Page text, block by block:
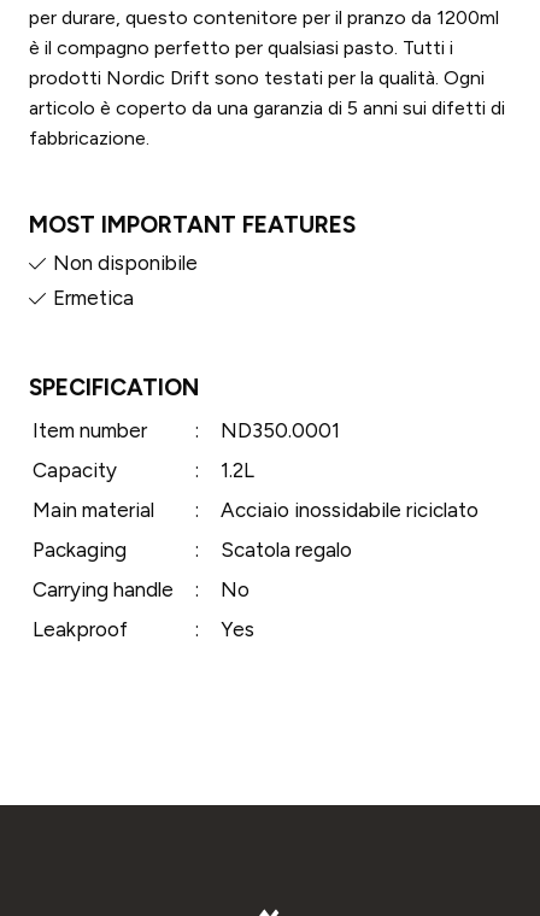
per durare, questo contenitore per il pranzo da 1200ml
è il compagno perfetto per qualsiasi pasto. Tutti i
prodotti Nordic Drift sono testati per la qualità. Ogni
articolo è coperto da una garanzia di 5 anni sui difetti di
fabbricazione.
MOST IMPORTANT FEATURES
Non disponibile
Ermetica
SPECIFICATION
Item number :
ND350.0001
Capacity
:
1.2L
Main material
:
Acciaio inossidabile riciclato
Packaging
:
Scatola regalo
Carrying handle
:
No
Leakproof
: Yes